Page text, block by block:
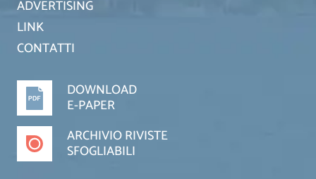
ADVERTISING
LINK
CONTATTI
DOWNLOAD
E-PAPER
ARCHIVIO RIVISTE
SFOGLIABILI